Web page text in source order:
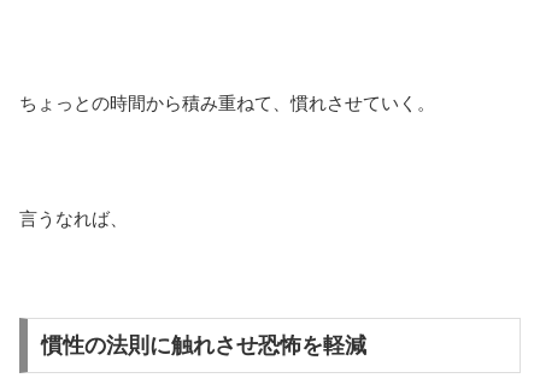
ちょっとの時間から積み重ねて、慣れさせていく。
言うなれば、
慣性の法則に触れさせ恐怖を軽減